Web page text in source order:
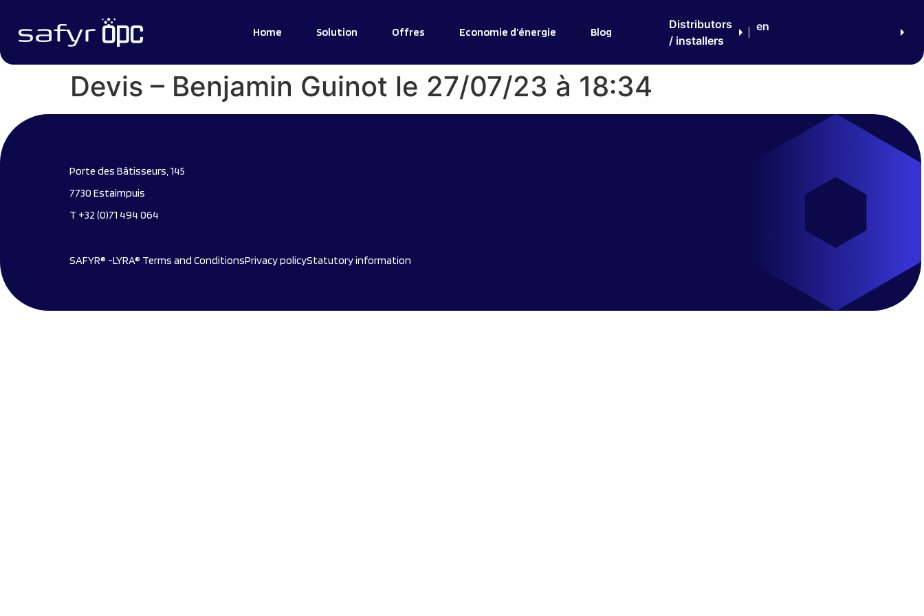
Home Solution Offres Economie d’énergie Blog
Distributors
/ installers
en
Devis – Benjamin Guinot le 27/07/23 à 18:34
Porte des Bâtisseurs, 145
7730 Estaimpuis
T +32 (0)71 494 064
SAFYR® -LYRA® Terms and ConditionsPrivacy policyStatutory information